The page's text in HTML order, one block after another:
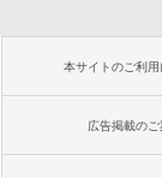
本サイトのご利用
広告掲載のご